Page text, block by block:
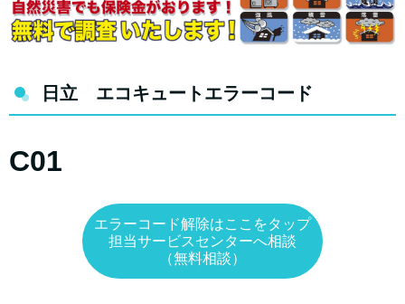
日立 エコキュートエラーコード
C01
エラーコード解除はここをタップ
担当サービスセンターへ相談
（無料相談）